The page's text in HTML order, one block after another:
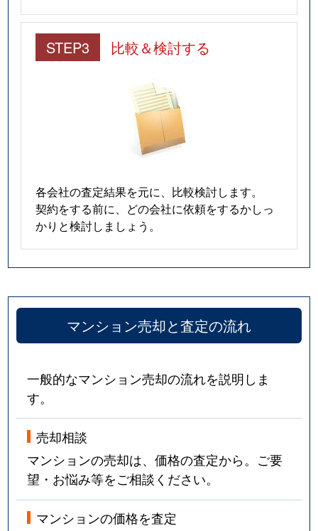
STEP3 比較＆検討する
各会社の査定結果を元に、比較検討します。
契約をする前に、どの会社に依頼をするかしっ
かりと検討しましょう。
マンション売却と査定の流れ
一般的なマンション売却の流れを説明しま
す。
売却相談
マンションの売却は、価格の査定から。ご要
望・お悩み等をご相談ください。
マンションの価格を査定